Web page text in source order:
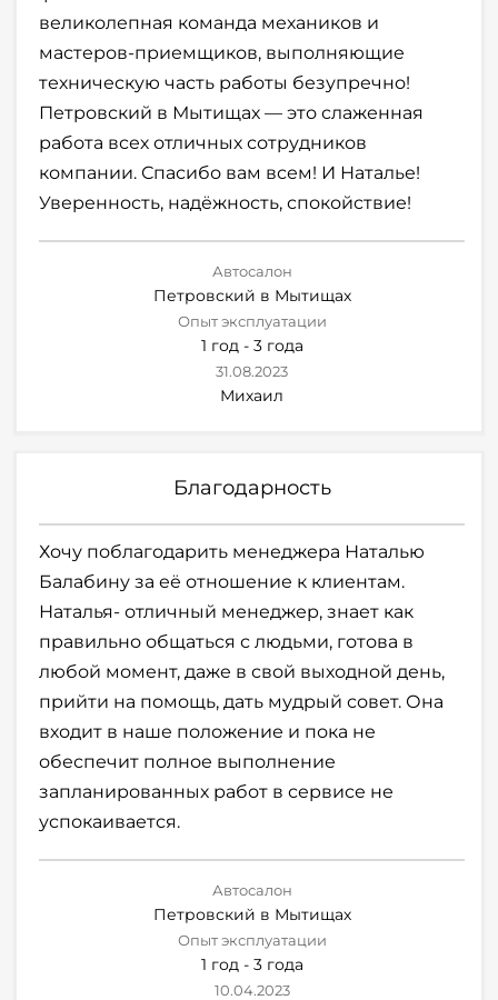
великолепная команда механиков и
мастеров-приемщиков, выполняющие
техническую часть работы безупречно!
Петровский в Мытищах — это слаженная
работа всех отличных сотрудников
компании. Спасибо вам всем! И Наталье!
Уверенность, надёжность, спокойствие!
Автосалон
Петровский в Мытищах
Опыт эксплуатации
1 год - 3 года
31.08.2023
Михаил
Благодарность
Хочу поблагодарить менеджера Наталью
Балабину за её отношение к клиентам.
Наталья- отличный менеджер, знает как
правильно общаться с людьми, готова в
любой момент, даже в свой выходной день,
прийти на помощь, дать мудрый совет. Она
входит в наше положение и пока не
обеспечит полное выполнение
запланированных работ в сервисе не
успокаивается.
Автосалон
Петровский в Мытищах
Опыт эксплуатации
1 год - 3 года
10.04.2023